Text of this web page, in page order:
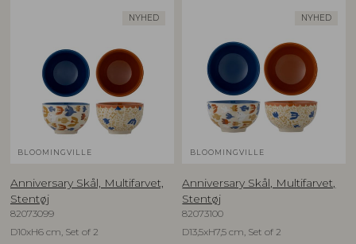
NYHED
BLOOMINGVILLE
Anniversary Skål, Multifarvet,
Stentøj
82073099
D10xH6 cm, Set of 2
NYHED
BLOOMINGVILLE
Anniversary Skål, Multifarvet,
Stentøj
82073100
D13,5xH7,5 cm, Set of 2